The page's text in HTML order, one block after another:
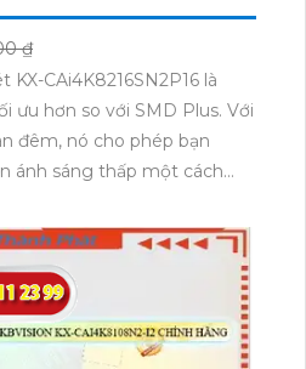
₫
CAi4K8216SN2P16 là
ưu hơn so với SMD Plus. Với
đêm, nó cho phép bạn
ánh sáng thấp một cách
dữ liệu hơn. Với công
phân giải 12 MP và sử
H.264+/H.264, bạn sẽ nhận
cao và không gian lưu trữ
còn hỗ trợ công nghệ 5 in